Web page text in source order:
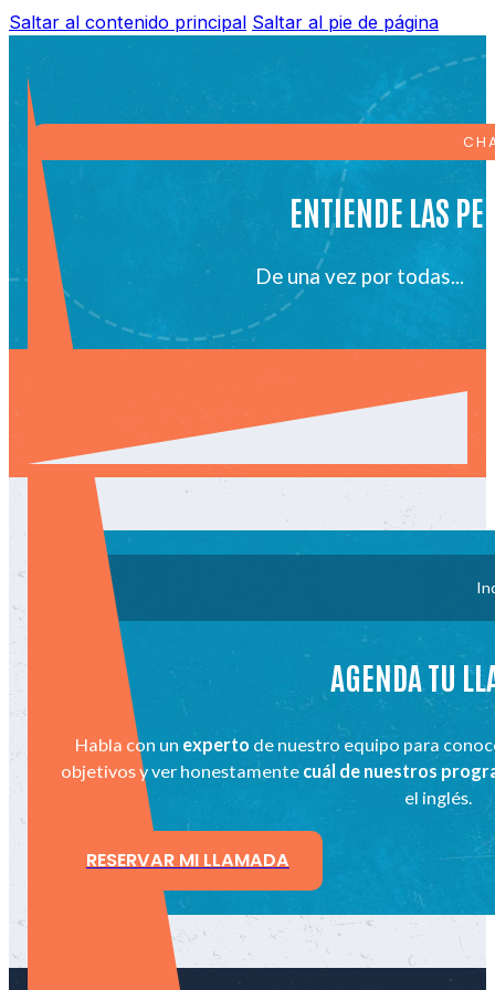
Saltar al contenido principal Saltar al pie de página
ENTIENDE LAS
De una vez por todas...
AGENDA TU
Habla con un experto de nuestro equipo para
objetivos y ver honestamente cuál de nuestros
el inglés.
RESERVAR MI LLAMADA
LET 'S GO!